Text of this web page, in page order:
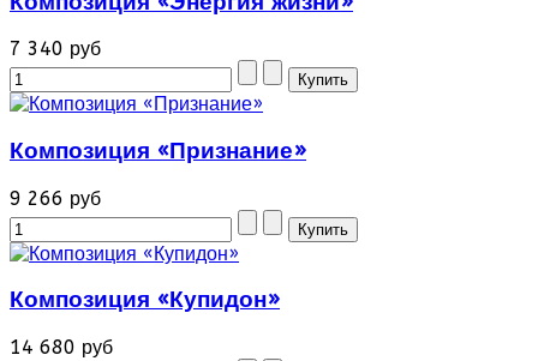
7 340 руб
Композиция «Признание»
9 266 руб
Композиция «Купидон»
14 680 руб